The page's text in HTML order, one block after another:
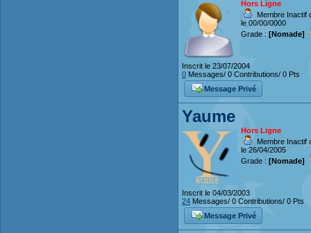
Hors Ligne
Membre Inactif
le 00/00/0000
Grade : [Nomade]
Inscrit le 23/07/2004
0 Messages/ 0 Contributions/ 0 Pts
Message Privé
Yaume
Hors Ligne
Membre Inactif
le 26/04/2005
Grade : [Nomade]
Inscrit le 04/03/2003
24 Messages/ 0 Contributions/ 0 Pts
Message Privé